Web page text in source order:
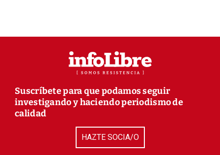
Suscríbete para que podamos seguir
investigando y haciendo periodismo de
calidad
HAZTE SOCIA/O